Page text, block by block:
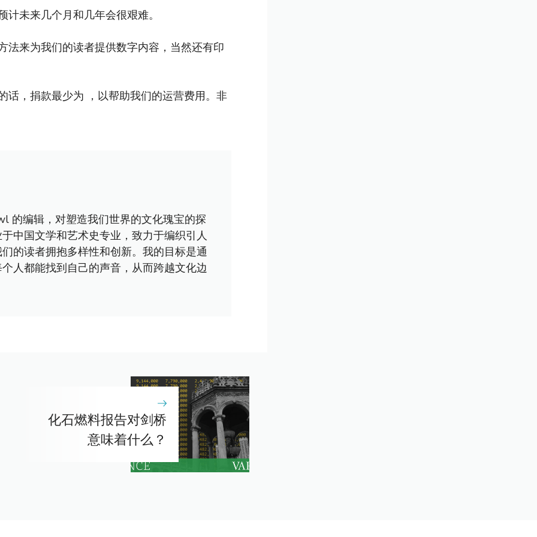
未来几个月和几年会很艰难。
法来为我们的读者提供数字内容，当然还有印
话，捐款最少为 ，以帮助我们的运营费用。非
的编辑，对塑造我们世界的文化瑰宝的探
中国文学和艺术史专业，致力于编织引人
的读者拥抱多样性和创新。我的目标是通
人都能找到自己的声音，从而跨越文化边
化石燃料报告对剑桥
意味着什么？